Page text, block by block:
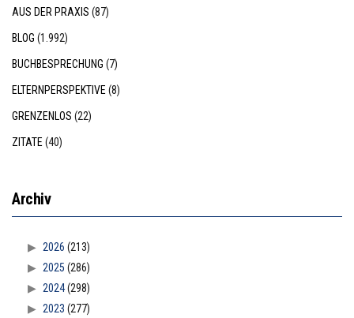
AUS DER PRAXIS (87)
BLOG (1.992)
BUCHBESPRECHUNG (7)
ELTERNPERSPEKTIVE(8)
GRENZENLOS (22)
ZITATE(40)
Archiv
2026 (213)
2025 (286)
2024(298)
2023 (277)